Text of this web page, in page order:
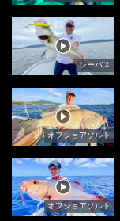
シーバス
オフショアソルト
オフショアソルト